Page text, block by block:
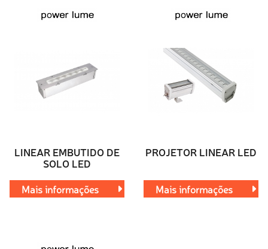
LINEAR EMBUTIDO DE
SOLO LED
Mais informações
PROJETOR LINEAR LED
Mais informações